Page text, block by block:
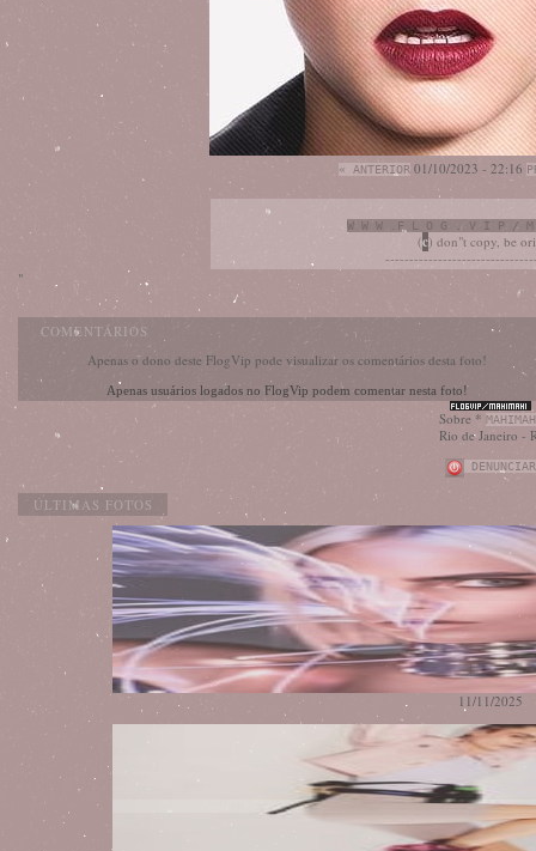
« ANTERIOR01/10/2023 - 22:16
W W W .F L O G . V I P /
(c) don"t copy, be
"
COMENTÁRIOS
Apenas o dono deste FlogVip pode visualizar os comentários desta foto!
Apenas usuários logados no FlogVip podem comentar nesta foto!
Sobre *
Rio de Janeiro -
DENUNCIAR
ÚLTIMAS FOTOS
11/11/2025